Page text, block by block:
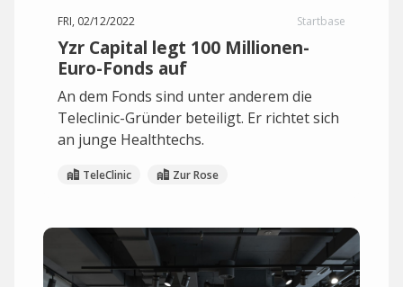
FRI, 02/12/2022 Startbase
Yzr Capital legt 100 Millionen-
Euro-Fonds auf
An dem Fonds sind unter anderem die
Teleclinic-Gründer beteiligt. Er richtet sich
an junge Healthtechs.
TeleClinic Zur Rose